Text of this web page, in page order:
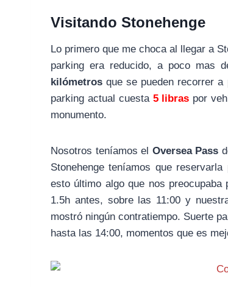
Visitando Stonehenge
Lo primero que me choca al llegar a
parking era reducido, a poco mas
kilómetros que se pueden recorrer
parking actual cuesta 5 libras por
monumento.
Nosotros teníamos el Oversea Pass
Stonehenge teníamos que
esto último algo que nos
1.5h antes, sobre las 11:00 y
mostró ningún contratiempo. Suerte
hasta las 14:00, momentos que es